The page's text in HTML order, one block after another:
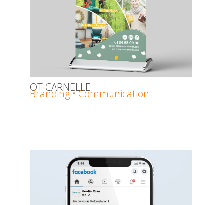
OT CARNELLE
Branding • Communication